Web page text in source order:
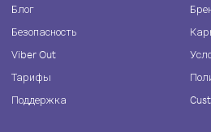
Блог
Безопасность
Viber Out
Тарифы
Поддержка